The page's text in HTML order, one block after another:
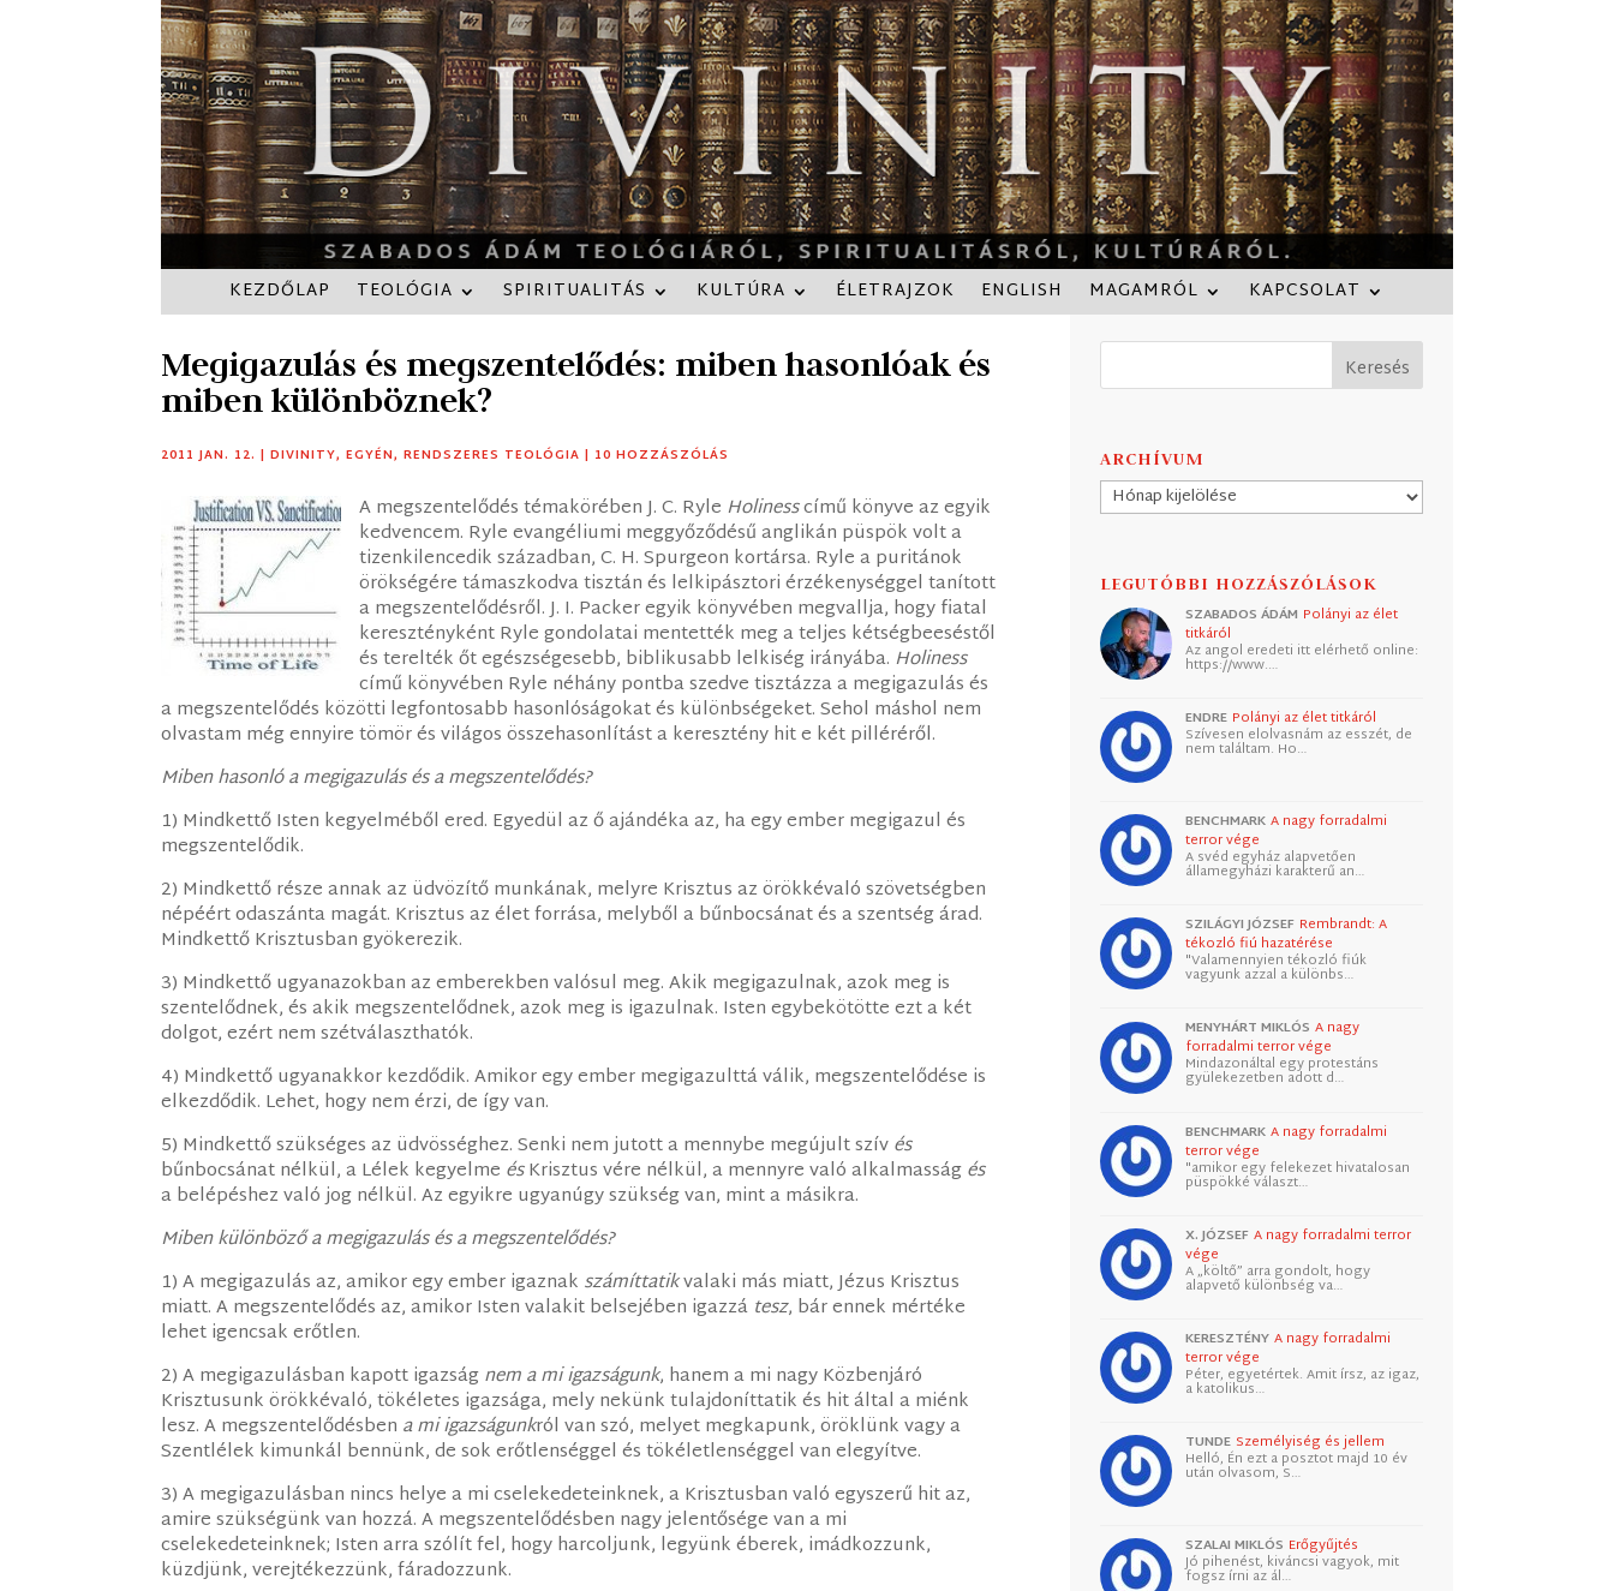
KEZDŐLAP TEOLÓGIA SPIRITUALITÁS KULTÚRA ÉLETRAJZOK ENGLISH MAGAMRÓL KAPCSOLAT
Megigazulás és megszentelődés: miben hasonlóak és
miben különböznek?
2011 JAN. 12. |DIVINITY,EGYÉN,RENDSZERES TEOLÓGIA | 10 HOZZÁSZÓLÁS
A megszentelődés témakörében J. C. Ryle Holinesscímű könyve az egyik
kedvencem. Ryle evangéliumi meggyőződésű anglikán püspök volt a
tizenkilencedik században, C. H. Spurgeon kortársa. Ryle a puritánok
örökségére támaszkodva tisztán és lelkipásztori érzékenységgel tanított
a megszentelődésről. J. I. Packer egyik könyvében megvallja, hogy fiatal
keresztényként Ryle gondolatai mentették meg a teljes kétségbeeséstől
és terelték őt egészségesebb, biblikusabb lelkiség irányába. Holiness
című könyvében Ryle néhány pontba szedve tisztázza a megigazulás és
a megszentelődés közötti legfontosabb hasonlóságokat és különbségeket. Sehol máshol nem
olvastam még ennyire tömör és világos összehasonlítást a keresztény hit e két pilléréről.
Miben hasonló a megigazulás és a megszentelődés?
1) Mindkettő Isten kegyelméből ered. Egyedül az ő ajándéka az, ha egy ember megigazul és
megszentelődik.
2) Mindkettő része annak az üdvözítő munkának, melyre Krisztus az örökkévaló szövetségben
népéért odaszánta magát. Krisztus az élet forrása, melyből a bűnbocsánat és a szentség árad.
Mindkettő Krisztusban gyökerezik.
3) Mindkettő ugyanazokban az emberekben valósul meg. Akik megigazulnak, azok meg is
szentelődnek, és akik megszentelődnek, azok meg is igazulnak. Isten egybekötötte ezt a két
dolgot, ezért nem szétválaszthatók.
4) Mindkettő ugyanakkor kezdődik. Amikor egy ember megigazulttá válik, megszentelődése is
elkezdődik. Lehet, hogy nem érzi, de így van.
5) Mindkettő szükséges az üdvösséghez. Senki nem jutott a mennybe megújult szívés
bűnbocsánat nélkül, a Lélek kegyelme ésKrisztus vére nélkül, a mennyre való alkalmasságés
a belépéshez való jog nélkül. Az egyikre ugyanúgy szükség van, mint a másikra.
Miben különböző a megigazulás és a megszentelődés?
1) A megigazulás az, amikor egy ember igaznak számíttatikvalaki más miatt, Jézus Krisztus
miatt. A megszentelődés az, amikor Isten valakit belsejében igazzá tesz, bár ennek mértéke
lehet igencsak erőtlen.
2) A megigazulásban kapott igazságnem a mi igazságunk, hanem a mi nagy Közbenjáró
Krisztusunk örökkévaló, tökéletes igazsága, mely nekünk tulajdoníttatik és hit által a miénk
lesz. A megszentelődésben a mi igazságunkról van szó, melyet megkapunk, öröklünk vagy a
Szentlélek kimunkál bennünk, de sok erőtlenséggel és tökéletlenséggel van elegyítve.
3) A megigazulásban nincs helye a mi cselekedeteinknek, a Krisztusban való egyszerű hit az,
amire szükségünk van hozzá. A megszentelődésben nagy jelentősége van a mi
cselekedeteinknek; Isten arra szólít fel, hogy harcoljunk, legyünk éberek, imádkozzunk,
küzdjünk, verejtékezzünk, fáradozzunk.
ARCHÍVUM
Archívum
LEGUTÓBBI HOZZÁSZÓLÁSOK
SZABADOS ÁDÁM Polányi az élet
titkáról
Az angol eredeti itt elérhető online:
https://www.…
ENDRE Polányi az élet titkáról
Szívesen elolvasnám az esszét, de
nem találtam. Ho…
BENCHMARK A nagy forradalmi
terror vége
A svéd egyház alapvetően
államegyházi karakterű an…
SZILÁGYI JÓZSEF Rembrandt: A
tékozló fiú hazatérése
"Valamennyien tékozló fiúk
vagyunk azzal a különbs…
MENYHÁRT MIKLÓS A nagy
forradalmi terror vége
Mindazonáltal egy protestáns
gyülekezetben adott d…
BENCHMARK A nagy forradalmi
terror vége
"amikor egy felekezet hivatalosan
püspökké választ…
X. JÓZSEF A nagy forradalmi terror
vége
A „költő” arra gondolt, hogy
alapvető különbség va…
KERESZTÉNY A nagy forradalmi
terror vége
Péter, egyetértek. Amit írsz, az igaz,
a katolikus…
TUNDE Személyiség és jellem
Helló, Én ezt a posztot majd 10 év
után olvasom, S…
SZALAI MIKLÓS Erőgyűjtés
Jó pihenést, kiváncsi vagyok, mit
fogsz írni az ál…